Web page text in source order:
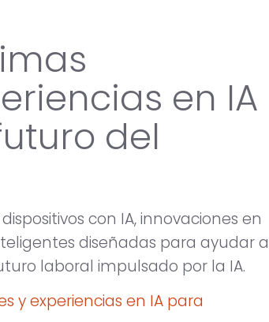
en IA
del
con IA, innovaciones en
diseñadas para ayudar a
laboral impulsado por la IA.
y experiencias en IA para